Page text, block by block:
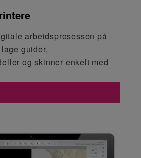
arbeidsprosessen på
guider,
og skinner enkelt med